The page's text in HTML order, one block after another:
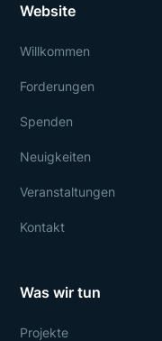
Website
Willkommen
Forderungen
Spenden
Neuigkeiten
Veranstaltungen
Kontakt
Was wir tun
Projekte